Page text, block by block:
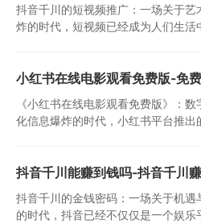
抖音千川的短视频推广：一场关于
炸的时代，短视频已经成为人们生活
小红书在线电影观看免费版-免
《小红书在线电影观看免费版》：
化信息爆炸的时代，小红书平台推出
抖音千川能赚到钱吗-抖音千川
抖音千川的金钱密码：一场关于机
的时代，抖音已经不仅仅是一个娱乐